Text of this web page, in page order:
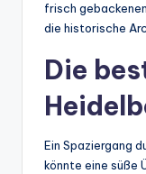
frisch gebackenen
die historische
Die
Ein Spaziergang
könnte eine süße